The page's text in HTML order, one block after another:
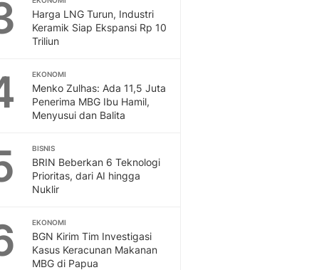
Harga LNG Turun, Industri
Keramik Siap Ekspansi Rp 10
Triliun
EKONOMI
Menko Zulhas: Ada 11,5 Juta
Penerima MBG Ibu Hamil,
Menyusui dan Balita
BISNIS
BRIN Beberkan 6 Teknologi
Prioritas, dari AI hingga
Nuklir
EKONOMI
BGN Kirim Tim Investigasi
Kasus Keracunan Makanan
MBG di Papua